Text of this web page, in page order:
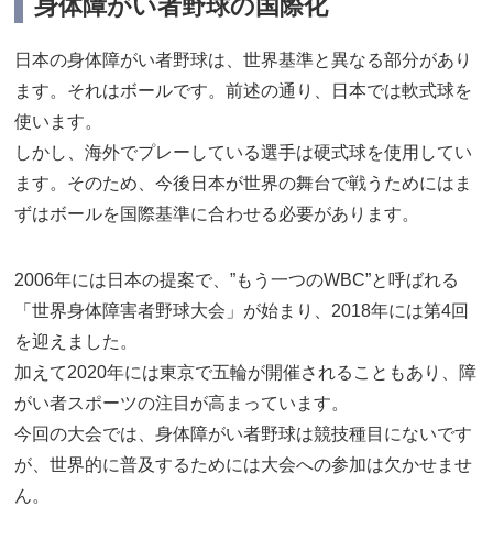
身体障がい者野球の国際化
日本の身体障がい者野球は、世界基準と異なる部分があり
ます。それはボールです。前述の通り、日本では軟式球を
使います。
しかし、海外でプレーしている選手は硬式球を使用してい
ます。そのため、今後日本が世界の舞台で戦うためにはま
ずはボールを国際基準に合わせる必要があります。
2006年には日本の提案で、”もう一つのWBC”と呼ばれる
「世界身体障害者野球大会」が始まり、2018年には第4回
を迎えました。
加えて2020年には東京で五輪が開催されることもあり、障
がい者スポーツの注目が高まっています。
今回の大会では、身体障がい者野球は競技種目にないです
が、世界的に普及するためには大会への参加は欠かせませ
ん。